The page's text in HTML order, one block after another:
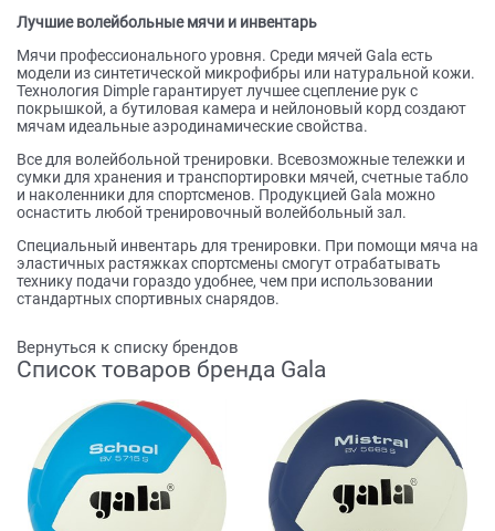
Лучшие волейбольные мячи и инвентарь
Мячи профессионального уровня. Среди мячей Gala есть
модели из синтетической микрофибры или натуральной кожи.
Технология Dimple гарантирует лучшее сцепление рук с
покрышкой, а бутиловая камера и нейлоновый корд создают
мячам идеальные аэродинамические свойства.
Все для волейбольной тренировки. Всевозможные тележки и
сумки для хранения и транспортировки мячей, счетные табло
и наколенники для спортсменов. Продукцией Gala можно
оснастить любой тренировочный волейбольный зал.
Специальный инвентарь для тренировки. При помощи мяча на
эластичных растяжках спортсмены смогут отрабатывать
технику подачи гораздо удобнее, чем при использовании
стандартных спортивных снарядов.
Вернуться к списку брендов
Список товаров бренда Gala